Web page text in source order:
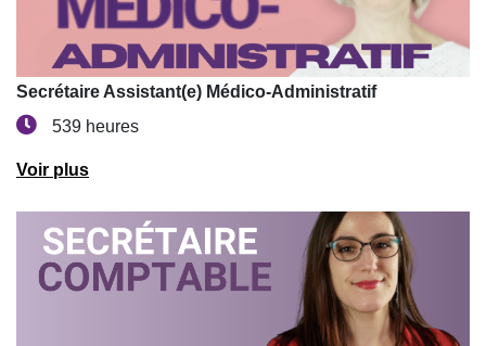
Secrétaire Assistant(e) Médico-Administratif
539 heures
Voir plus